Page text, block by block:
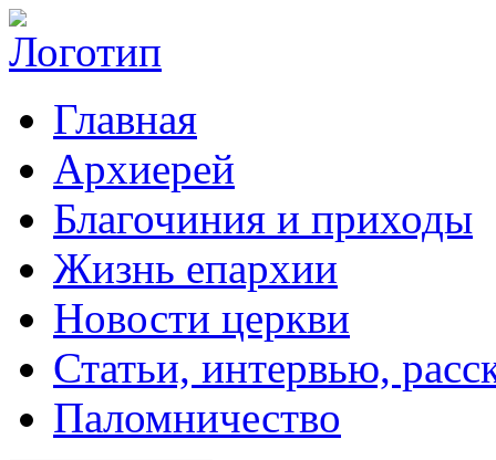
Главная
Архиерей
Благочиния и приходы
Жизнь епархии
Новости церкви
Статьи, интервью,
Паломничество